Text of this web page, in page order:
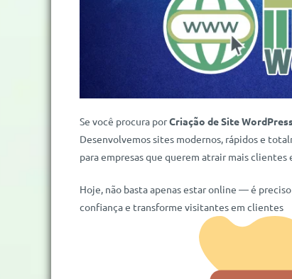
Se você procura porCriação de Site
Desenvolvemos sites modernos, rápidos e
para empresas que querem atrair mais clientes
Hoje, não basta apenas estar online — é
confiança e transforme visitantes em clientes